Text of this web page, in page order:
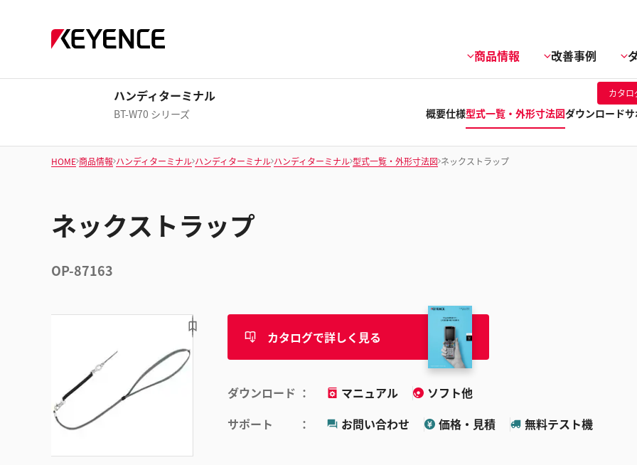
商品情報 改善事例
ハンディターミナル
BT-W70 シリーズ
カタロ
概要仕様型式一覧・外形寸法図ダウンロード
HOME 商品情報 ハンディターミナル ハンディターミナル ハンディターミナル 型式一覧・外形寸法図 ネックストラップ
ネックストラップ
OP-87163
カタログで詳しく見る
ダウンロード マニュアル
ソフト他
サポート
お問い合わせ 価格・見積 無料テスト機